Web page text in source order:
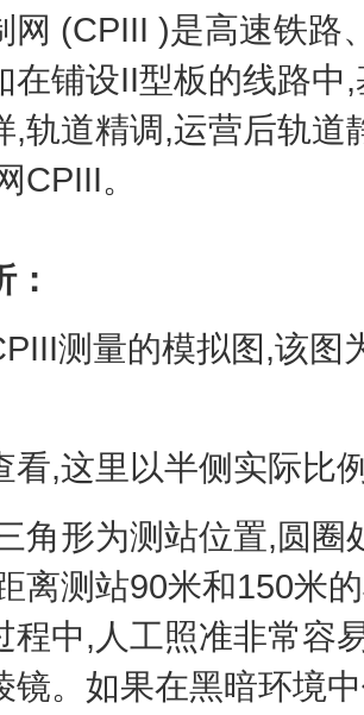
网 (CPIII )是高速铁路
在铺设II型板的线路
,轨道精调,运营后轨
CPIII。
测量的模拟图,该
看,这里以半侧实际比
角形为测站位置,圆圈
离测站90米和150米
程中,人工照准非常容
镜。如果在黑暗环境